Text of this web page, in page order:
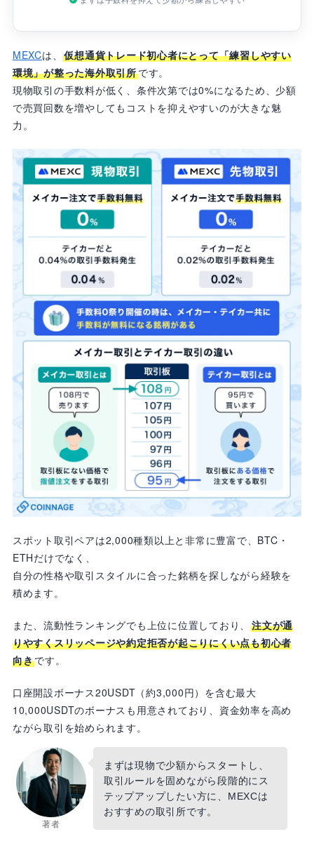
MEXCは、仮想通貨トレード初心者にとって「練習しやすい
環境」が整った海外取引所です。
現物取引の手数料が低く、条件次第では0%になるため、少額
で売買回数を増やしてもコストを抑えやすいのが大きな魅
力。
スポット取引ペアは2,000種類以上と非常に豊富で、BTC・
ETHだけでなく、
自分の性格や取引スタイルに合った銘柄を探しながら経験を
積めます。
また、流動性ランキングでも上位に位置しており、注文が通
りやすくスリッページや約定拒否が起こりにくい点も初心者
向きです。
口座開設ボーナス20USDT（約3,000円）を含む最大
10,000USDTのボーナスも用意されており、資金効率を高め
ながら取引を始められます。
著者
まずは現物で少額からスタートし、
取引ルールを固めながら段階的にス
テップアップしたい方に、MEXCは
おすすめの取引所です。